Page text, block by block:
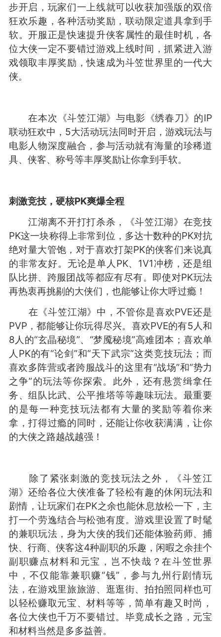
步开启，玩家们一上线就可以收获加强版的双倍
狂欢乐趣，各种活动奖励，联动限定道具拿到手
软。开服正是快速提升侠客属性的最佳时机，各
位大侠一定不要错过游戏上线时间，抓紧进入游
戏领取丰厚奖励，快速成为斗笠世界里的一代大
侠。
在本次《斗笠江湖》与电影《绣春刀》的IP
联动狂欢中，5大活动玩法同时开启，游戏玩法与
电影人物深度融合，参与活动就有海量的珍稀道
具、侠客、称号等丰厚奖励让你拿到手软。
刺激竞技，硬核PK爽爆全程
江湖离不开打打杀杀，《斗笠江湖》在竞技
PK这一块称得上非常到位，多达十数种的PK对抗
绝对量大管饱，对于喜欢打架PK的侠客们来说真
的非常友好。无论是单人PK、1V1冲榜，还是组
队比拼、跨服团战等都应有尽有。即使对PK玩法
再热衷再挑剔的大侠们，也能够让你大呼过瘾！
在《斗笠江湖》中，不管你是喜欢PVE还是
PVP，都能够让你玩得尽兴。喜欢PVE的有5人和
8人的“玄晶秘境”、“梦魇秘境”高难团本；喜欢单
人PK的有“论剑”和“天下武宗”这类竞技玩法；而
喜欢多阵营或者跨服战斗的这里有“战场”和“势力
之争”的玩法等你探索。此外，还有悬赏缉拿任
务、组队比武、公平推塔等等趣味玩法。最重要
的是每一种竞技玩法都有大量的奖励等着你来
拿，打得过瘾的同时，还能让你收获满满，让你
的大侠之路越战越强！
除了紧张刺激的竞技玩法之外，《斗笠江
湖》还给各位大侠准备了轻松有趣的休闲玩法和
剧情，让玩家们在PK之余也能休息放松一下，主
打一个劳逸结合与松弛有度。游戏里设置了时髦
的兼职玩法，身为大侠的我们还能体验药师、捕
快、行商、侠客这4种副职的乐趣，闲暇之余挂个
副职赚点材料和元宝，岂不快哉？在斗笠世界
中，不仅能靠兼职赚“钱”，参与九州行剧情玩
法，在游戏里旅旅游、逛逛街、拍拍照同样也可
以轻松赚取元宝、材料等等，简单有趣又时尚，
各位大侠也千万不要错过。毕竟成长之路，元宝
和材料当然是多多益善。